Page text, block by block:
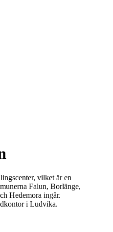
vilket är en
Falun, Borlänge,
Hedemora ingår.
i Ludvika.